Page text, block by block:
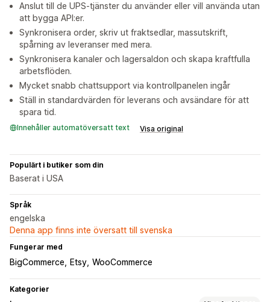
Anslut till de UPS-tjänster du använder eller vill använda utan
att bygga API:er.
Synkronisera order, skriv ut fraktsedlar, massutskrift,
spårning av leveranser med mera.
Synkronisera kanaler och lagersaldon och skapa kraftfulla
arbetsflöden.
Mycket snabb chattsupport via kontrollpanelen ingår
Ställ in standardvärden för leverans och avsändare för att
spara tid.
Innehåller automatöversatt text Visa original
Populärt i butiker som din
Baserat i USA
Språk
engelska
Denna app finns inte översatt till svenska
Fungerar med
BigCommerce Etsy WooCommerce
Kategorier